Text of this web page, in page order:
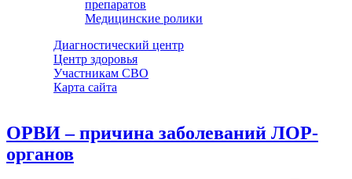
препаратов
Медицинские ролики
Диагностический центр
Центр здоровья
Участникам СВО
Карта сайта
ОРВИ – причина заболеваний ЛОР-
органов